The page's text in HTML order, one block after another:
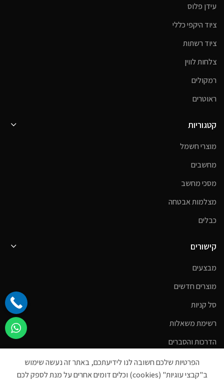
עידן פלוס
ציוד היקפי כללי
ציוד רשתות
צלחות לווין
רמקולים
ראוטרים
קטגוריות
מוצרי חשמל
מחשבים
מסכי מחשב
מצלמות אבטחה
כבלים
קישורים
מבצעים
מוצרים חדשים
סל קניות
רשימת משאלות
הדרכות והסברים
צרו קשר
אודות
הפרטיות שלכם חשובה לנו לידיעתכם, באתר זה נעשה שימוש
ב"קבצי עוגיות" (cookies) וכלים דומים אחרים על מנת לספק לכם